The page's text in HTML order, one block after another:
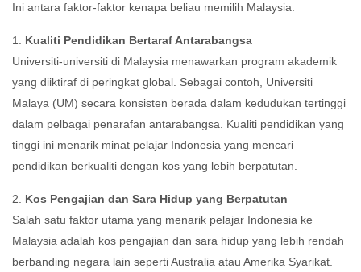
Ini antara faktor-faktor kenapa beliau memilih Malaysia.
1. Kualiti Pendidikan Bertaraf Antarabangsa
Universiti-universiti di Malaysia menawarkan program akademik
yang diiktiraf di peringkat global. Sebagai contoh, Universiti
Malaya (UM) secara konsisten berada dalam kedudukan tertinggi
dalam pelbagai penarafan antarabangsa. Kualiti pendidikan yang
tinggi ini menarik minat pelajar Indonesia yang mencari
pendidikan berkualiti dengan kos yang lebih berpatutan.
2. Kos Pengajian dan Sara Hidup yang Berpatutan
Salah satu faktor utama yang menarik pelajar Indonesia ke
Malaysia adalah kos pengajian dan sara hidup yang lebih rendah
berbanding negara lain seperti Australia atau Amerika Syarikat.